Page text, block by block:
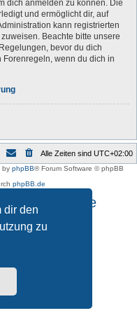
dir den
zu
dich anmelden zu können. Die
und ermöglicht dir, auf
kann registrierten
Beachte bitte unsere
bevor du dich
wenn du dich in
Alle Zeiten sind UTC+02:00
by phpBB® Forum Software © phpBB
phpBB.de